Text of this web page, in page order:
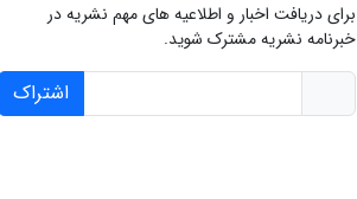
برای دریافت اخبار و اطلاعیه های مهم نشریه در
خبرنامه نشریه مشترک شوید.
اشتراک